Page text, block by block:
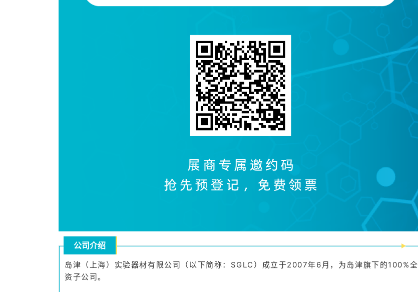
公司介绍
岛津（上海）实验器材有限公司（以下简称：SGLC）成立于2007年6月，为岛津旗下的100%全
资子公司。